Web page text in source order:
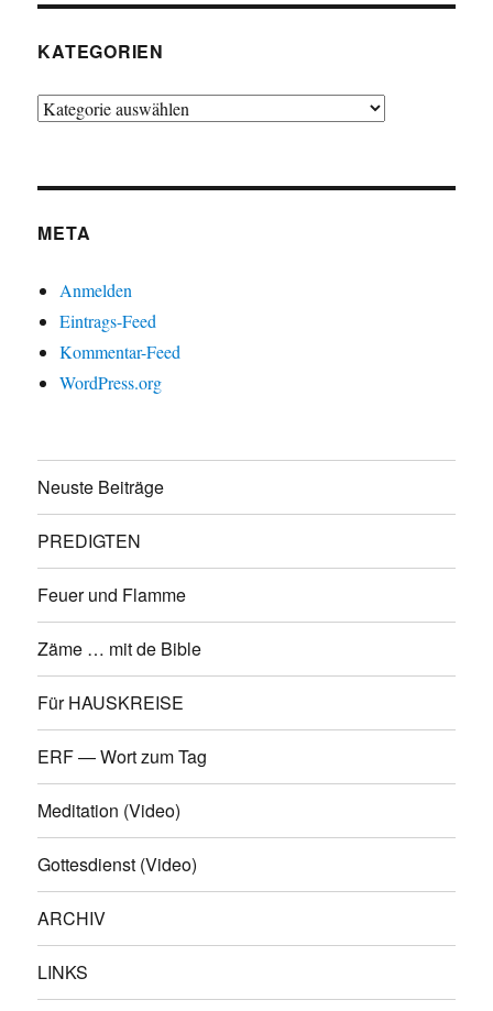
KATEGORIEN
Kategorien
META
Anmelden
Eintrags-Feed
Kommentar-Feed
WordPress.org
Neuste Beiträge
PREDIGTEN
Feuer und Flamme
Zäme … mit de Bible
Für HAUSKREISE
ERF — Wort zum Tag
Meditation (Video)
Gottesdienst (Video)
ARCHIV
LINKS